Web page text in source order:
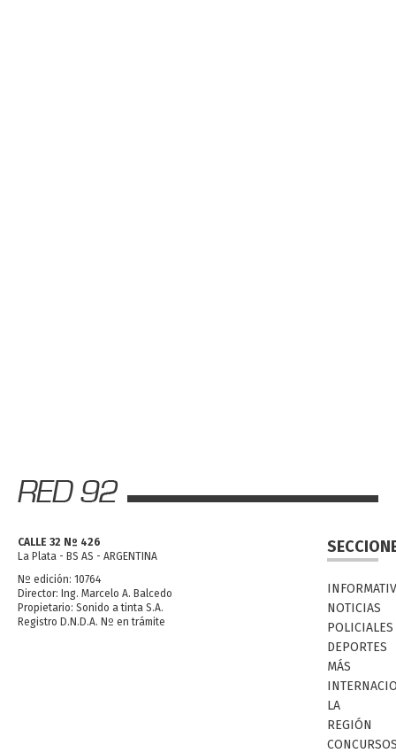
CALLE 32 Nº 426
La Plata - BS AS - ARGENTINA
Nº edición: 10764
Director: Ing. Marcelo A. Balcedo
Propietario: Sonido a tinta S.A.
Registro D.N.D.A. Nº en trámite
NOTICIAS
POLICIALES
DEPORTES
MÁS
LA
REGIÓN